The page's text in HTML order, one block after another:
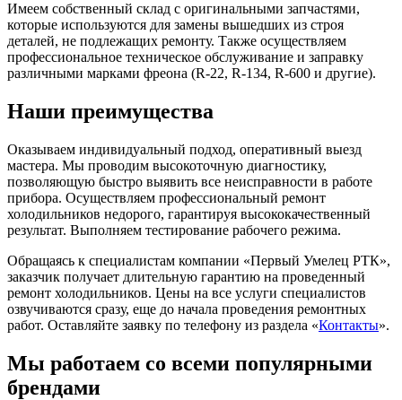
Имеем собственный склад с оригинальными запчастями,
которые используются для замены вышедших из строя
деталей, не подлежащих ремонту. Также осуществляем
профессиональное техническое обслуживание и заправку
различными марками фреона (R-22, R-134, R-600 и другие).
Наши преимущества
Оказываем индивидуальный подход, оперативный выезд
мастера. Мы проводим высокоточную диагностику,
позволяющую быстро выявить все неисправности в работе
прибора. Осуществляем профессиональный ремонт
холодильников недорого, гарантируя высококачественный
результат. Выполняем тестирование рабочего режима.
Обращаясь к специалистам компании «Первый Умелец РТК»,
заказчик получает длительную гарантию на проведенный
ремонт холодильников. Цены на все услуги специалистов
озвучиваются сразу, еще до начала проведения ремонтных
работ. Оставляйте заявку по телефону из раздела «Контакты».
Мы работаем со всеми популярными
брендами